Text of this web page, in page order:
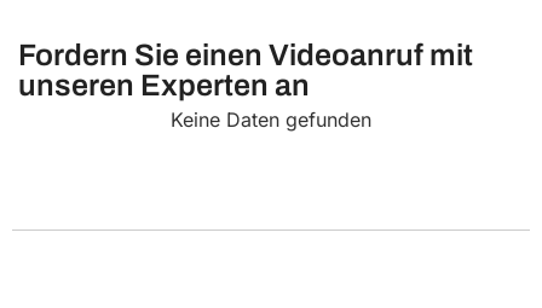
Fordern Sie einen Videoanruf mit
unseren Experten an
Keine Daten gefunden